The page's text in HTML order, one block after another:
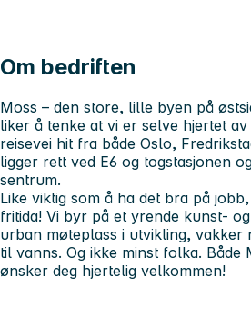
Om bedriften
Moss – den store, lille byen på
liker å tenke at vi er selve hjertet
reisevei hit fra både Oslo,
ligger rett ved E6 og togstasjonen
sentrum.
Like viktig som å ha det bra på
fritida! Vi byr på et yrende kunst-
urban møteplass i utvikling, vakker
til vanns. Og ikke minst folka. Både
ønsker deg hjertelig velkommen!